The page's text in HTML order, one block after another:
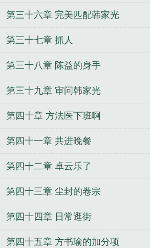
第三十六章 完美匹配韩家光
第三十七章 抓人
第三十八章 陈益的身手
第三十九章 审问韩家光
第四十章 方法医下班啊
第四十一章 共进晚餐
第四十二章 卓云乐了
第四十三章 尘封的卷宗
第四十四章 日常逛街
第四十五章 方书瑜的加分项